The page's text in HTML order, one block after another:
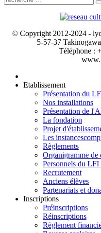
© Copyright 2012-2024 -
5-57-37
Téléphone :
Etablissement
Présentation du
Nos installations
Présentation de
La fondation
Projet
Les instances
Règlements
Organigramme de
Personnels du
Recrutement
Anciens élèves
Partenariats et
Inscriptions
Préinscriptions
Réinscriptions
Règlement